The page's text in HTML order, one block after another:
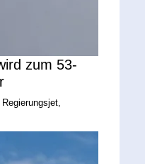
zum 53-